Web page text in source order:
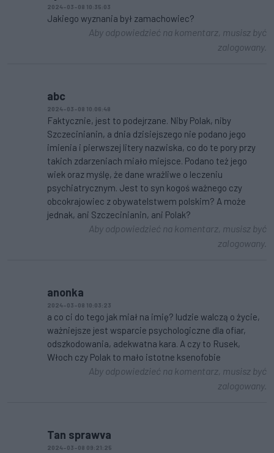
2024-03-08 10:35:03
Jakiego wyznania był zamachowiec?
Aby odpowiedzieć na komentarz, musisz być
zalogowany.
abc
2024-03-08 10:06:48
Faktycznie, jest to podejrzane. Niby Polak, niby
Szczecinianin, a dnia dzisiejszego nie podano jego
imienia i pierwszej litery nazwiska, co do te pory przy
takich zdarzeniach miało miejsce. Podano też jego
wiek oraz myślę, że dane wrażliwe o leczeniu
psychiatrycznym. Jest to syn kogoś ważnego czy
obcokrajowiec z obywatelstwem polskim? A może
jednak, ani Szczecinianin, ani Polak?
Aby odpowiedzieć na komentarz, musisz być
zalogowany.
anonka
2024-03-08 10:03:23
a co ci do tego jak miał na imię? ludzie walczą o życie,
ważniejsze jest wsparcie psychologiczne dla ofiar,
odszkodowania, adekwatna kara. A czy to Rusek,
Włoch czy Polak to mało istotne ksenofobie
Aby odpowiedzieć na komentarz, musisz być
zalogowany.
Tan sprawva
2024-03-08 09:21:25